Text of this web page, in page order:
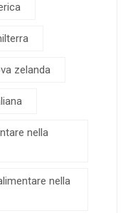
zelanda
nella
nella